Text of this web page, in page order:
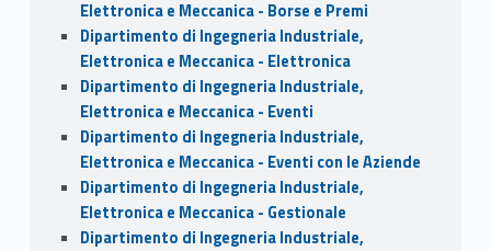
Elettronica e Meccanica - Borse e Premi
Dipartimento di Ingegneria Industriale,
Elettronica e Meccanica - Elettronica
Dipartimento di Ingegneria Industriale,
Elettronica e Meccanica - Eventi
Dipartimento di Ingegneria Industriale,
Elettronica e Meccanica - Eventi con le Aziende
Dipartimento di Ingegneria Industriale,
Elettronica e Meccanica - Gestionale
Dipartimento di Ingegneria Industriale,